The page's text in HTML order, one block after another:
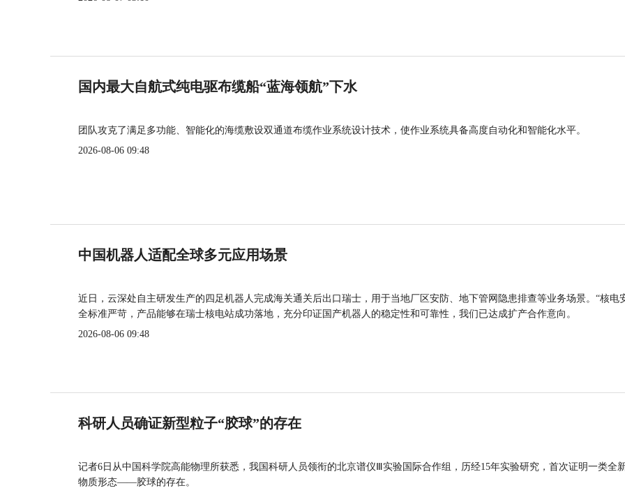
国内最大自航式纯电驱布缆船“蓝海领航”下水
团队攻克了满足多功能、智能化的海缆敷设双通道布缆作业系统设计技术，使作业系统具备高度自动化和智能化水平。
2026-08-06 09:48
中国机器人适配全球多元应用场景
近日，云深处自主研发生产的四足机器人完成海关通关后出口瑞士，用于当地厂区安防、地下管网隐患排查等业务场景。“核电
全标准严苛，产品能够在瑞士核电站成功落地，充分印证国产机器人的稳定性和可靠性，我们已达成扩产合作意向。
2026-08-06 09:48
科研人员确证新型粒子“胶球”的存在
记者6日从中国科学院高能物理所获悉，我国科研人员领衔的北京谱仪Ⅲ实验国际合作组，历经15年实验研究，首次证明一类全
物质形态——胶球的存在。